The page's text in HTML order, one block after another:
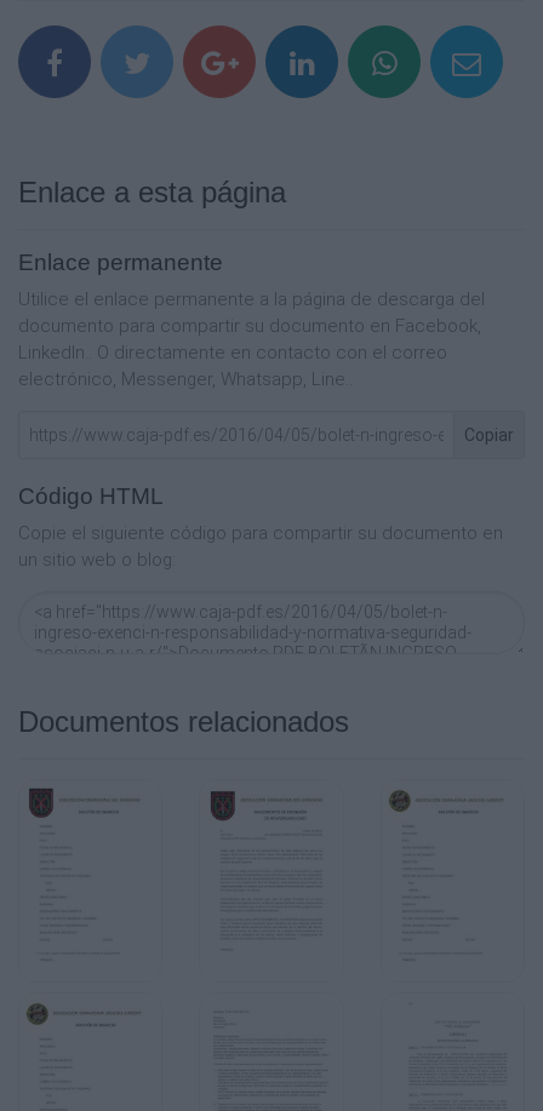
Enlace a esta página
Enlace permanente
Utilice el enlace permanente a la página de descarga del
documento para compartir su documento en Facebook,
LinkedIn.. O directamente en contacto con el correo
electrónico, Messenger, Whatsapp, Line..
Copiar
Código HTML
Copie el siguiente código para compartir su documento en
un sitio web o blog:
Documentos relacionados